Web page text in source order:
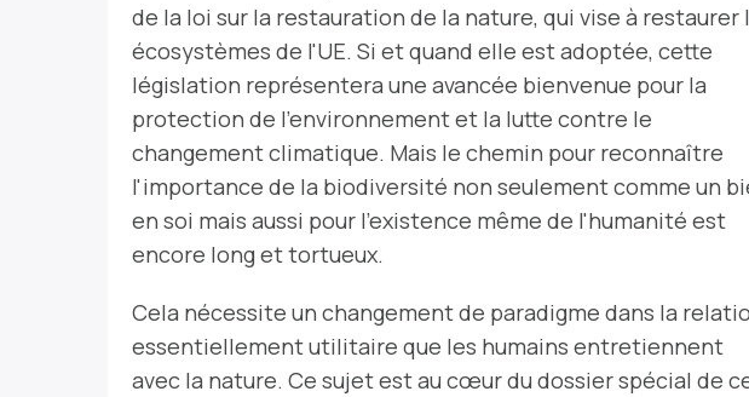
de la loi sur la restauration de la nature, qui vise à restaurer
écosystèmes de l'UE. Si et quand elle est adoptée, cette
législation représentera une avancée bienvenue pour la
protection de l'environnement et la lutte contre le
changement climatique. Mais le chemin pour reconnaître
l'importance de la biodiversité non seulement comme un
en soi mais aussi pour l'existence même de l'humanité est
encore long et tortueux.
Cela nécessite un changement de paradigme dans la
essentiellement utilitaire que les humains entretiennent
avec la nature. Ce sujet est au cœur du dossier spécial de